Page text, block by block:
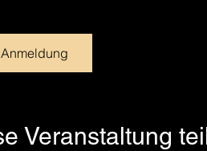
Veranstaltung